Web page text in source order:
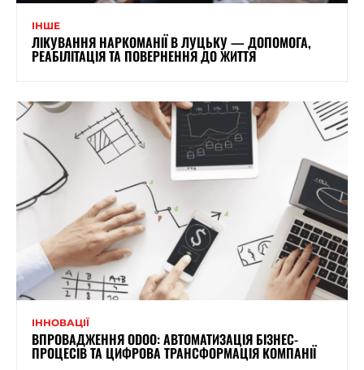
ІНШЕ
ЛІКУВАННЯ НАРКОМАНІЇ В ЛУЦЬКУ — ДОПОМОГА,
РЕАБІЛІТАЦІЯ ТА ПОВЕРНЕННЯ ДО ЖИТТЯ
ІННОВАЦІЇ
ВПРОВАДЖЕННЯ ODOO: АВТОМАТИЗАЦІЯ БІЗНЕС-
ПРОЦЕСІВ ТА ЦИФРОВА ТРАНСФОРМАЦІЯ КОМПАНІЇ